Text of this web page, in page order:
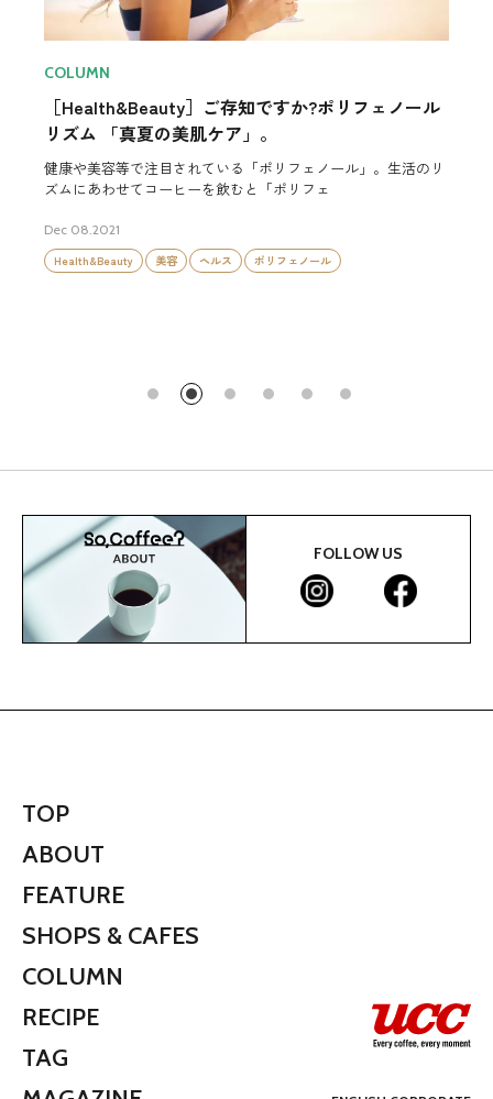
フェノール
」。生活のリ
［Health&Beauty］ご存知ですか?ポリフ
リズム 「ココロとカラダに1日3杯コーヒ
慣」。
健康や美容などで注目されている「ポリフェノール
Dec 09.2021
FOLLOW US
TOP
ABOUT
FEATURE
SHOPS & CAFES
COLUMN
RECIPE
TAG